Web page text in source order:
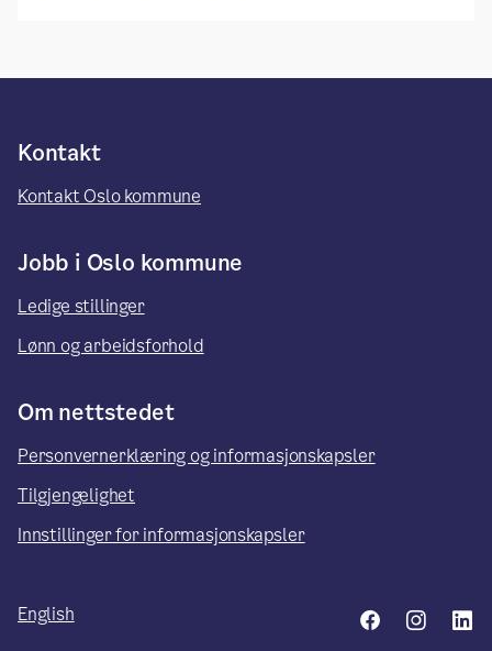
Kontakt
Kontakt Oslo kommune
Jobb i Oslo kommune
Ledige stillinger
Lønn og arbeidsforhold
Om nettstedet
Personvernerklæring og informasjonskapsler
Tilgjengelighet
Innstillinger for informasjonskapsler
English Facebook